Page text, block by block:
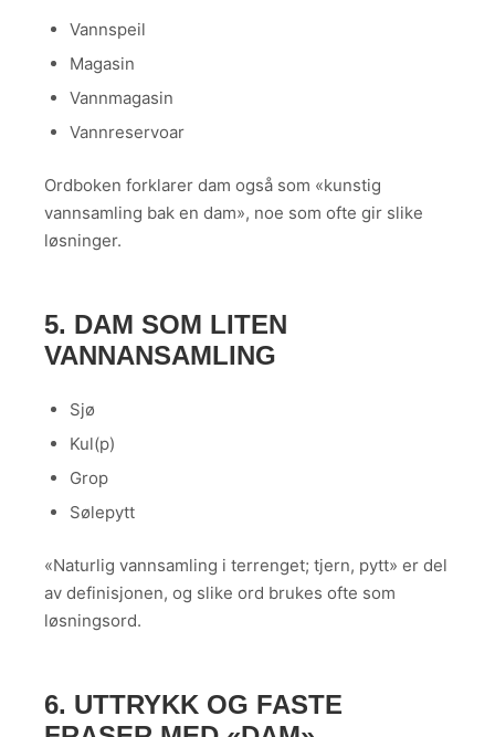
Vannspeil
Magasin
Vannmagasin
Vannreservoar
Ordboken forklarer dam også som «kunstig
vannsamling bak en dam», noe som ofte gir slike
løsninger.
5. DAM SOM LITEN
VANNANSAMLING
Sjø
Kul(p)
Grop
Sølepytt
«Naturlig vannsamling i terrenget; tjern, pytt» er del
av definisjonen, og slike ord brukes ofte som
løsningsord.
6. UTTRYKK OG FASTE